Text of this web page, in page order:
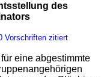
des
Vorschriften zitiert
eine abgestimmte